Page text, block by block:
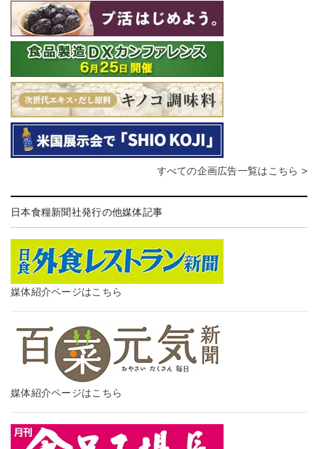
すべての企画広告一覧はこちら >
日本食糧新聞社発行の他媒体記事
媒体紹介ページはこちら
媒体紹介ページはこちら